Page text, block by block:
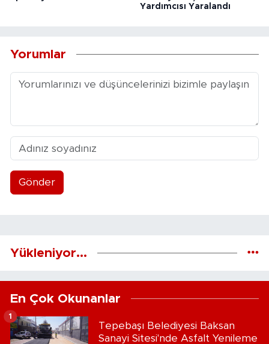
Yardımcısı Yaralandı
Yorumlar
Gönder
Yükleniyor...
En Çok Okunanlar
Tepebaşı Belediyesi Baksan
Sanayi Sitesi'nde Asfalt Yenileme
1